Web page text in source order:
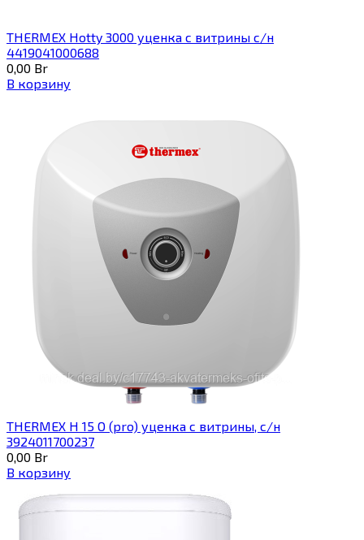
THERMEX Hotty 3000 уценка с витрины с/н
4419041000688
0,00 Br
В корзину
THERMEX H 15 O (pro) уценка с витрины, с/н
3924011700237
0,00 Br
В корзину